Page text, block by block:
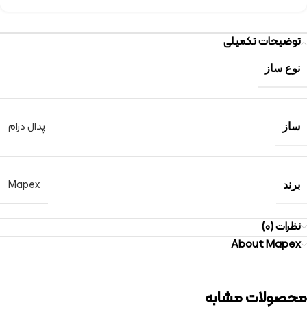
توضیحات تکمیلی
نوع ساز
ساز پدال درام
برند Mapex
نظرات (0)
About Mapex
محصولات مشابه